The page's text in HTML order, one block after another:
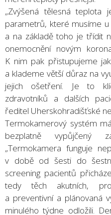
„Zvýšená tělesná
parametrů, které musíme
a na základě toho je třídit
onemocnění novým
K nim pak přistupujeme
a klademe větší důraz na
jejich ošetření. Je to
zdravotníků a dalších
ředitel Uherskohradišťské
Termokamerový systém
bezplatně vypůjčený
„Termokamera funguje
v době od šesti do
screening pacientů
tedy těch akutních,
a preventivní a plánovaná
minulého týdne odložili.